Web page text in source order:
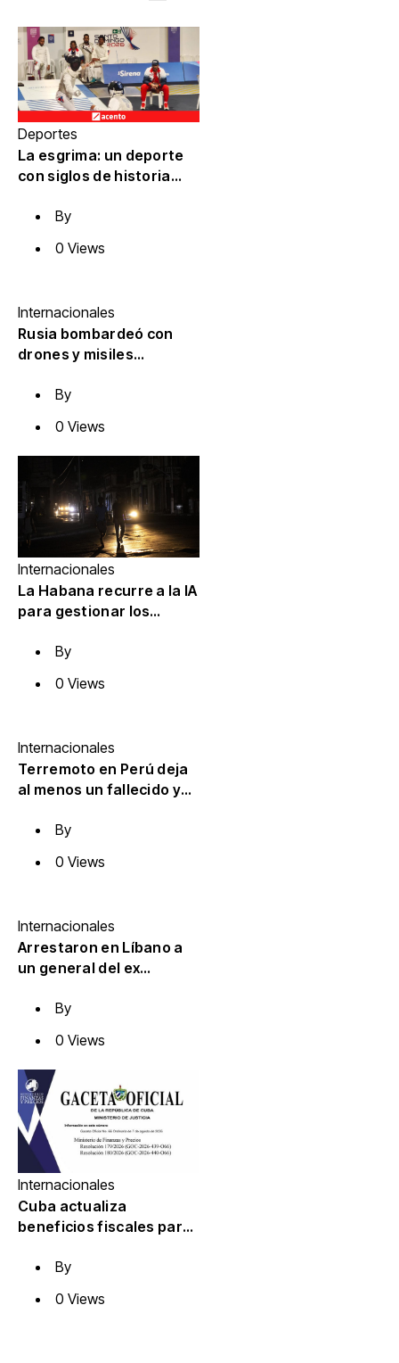
Deportes
La esgrima: un deporte
con siglos de historia
República Dominicana
By
0 Views
Internacionales
Rusia bombardeó con
drones y misiles
infraestructura civil en
muertos y siete heridos
By
0 Views
Internacionales
La Habana recurre a la IA
para gestionar los
colapso eléctrico
By
0 Views
Internacionales
Terremoto en Perú deja
al menos un fallecido y
By
0 Views
Internacionales
Arrestaron en Líbano a
un general del ex
podría ser extraditado
servicio
By
0 Views
Internacionales
Cuba actualiza
beneficios fiscales para
alcance a sectores
Video)
By
0 Views